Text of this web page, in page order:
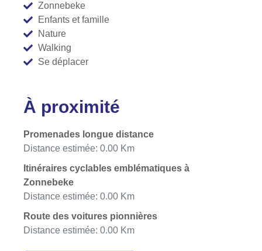
Zonnebeke
Enfants et famille
Nature
Walking
Se déplacer
À proximité
Promenades longue distance
Distance estimée: 0.00 Km
Itinéraires cyclables emblématiques à
Zonnebeke
Distance estimée: 0.00 Km
Route des voitures pionnières
Distance estimée: 0.00 Km